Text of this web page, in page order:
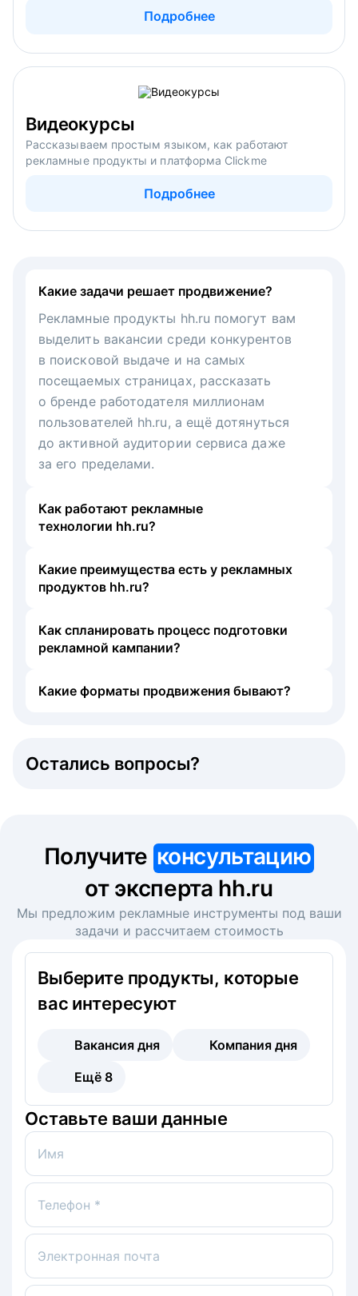
Подробнее
Видеокурсы
Рассказываем простым языком, как работают
рекламные продукты и платформа Clickme
Подробнее
Какие задачи решает продвижение?
Рекламные продукты hh.ru помогут вам
выделить вакансии среди конкурентов
в поисковой выдаче и на самых
посещаемых страницах, рассказать
о бренде работодателя миллионам
пользователей hh.ru, а ещё дотянуться
до активной аудитории сервиса даже
за его пределами.
Как работают рекламные
технологии hh.ru?
Какие преимущества есть у рекламных
продуктов hh.ru?
Как спланировать процесс подготовки
рекламной кампании?
Какие форматы продвижения бывают?
Остались вопросы?
Получите консультацию
от эксперта hh.ru
Мы предложим рекламные инструменты под ваши
задачи и рассчитаем стоимость
Выберите продукты, которые
вас интересуют
Вакансия дня
Компания дня
Ещё 8
Оставьте ваши данные
Имя
Телефон *
Электронная почта